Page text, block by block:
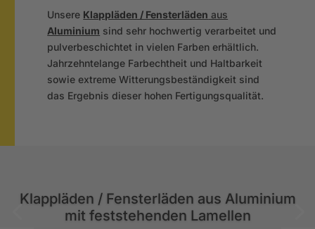
Unsere Klappläden / Fensterläden aus
Aluminium sind sehr hochwertig verarbeitet und
pulverbeschichtet in vielen Farben erhältlich.
Jahrzehntelange Farbechtheit und Haltbarkeit
sowie extreme Witterungsbeständigkeit sind
das Ergebnis dieser hohen Fertigungsqualität.
Klappläden / Fensterläden aus Aluminium
mit feststehenden Lamellen